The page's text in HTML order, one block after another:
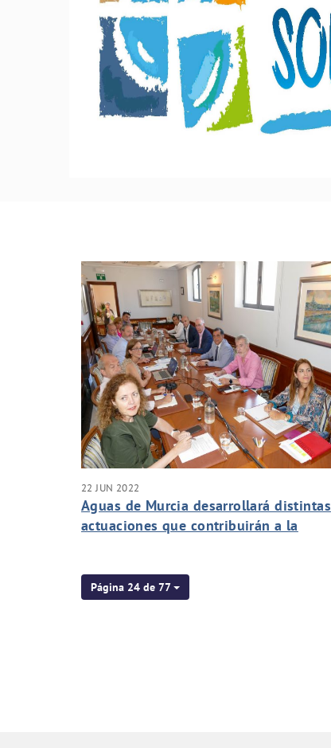
22 JUN 2022
Aguas de Murcia desarrollará distintas
actuaciones que contribuirán a la
Página 24 de 77